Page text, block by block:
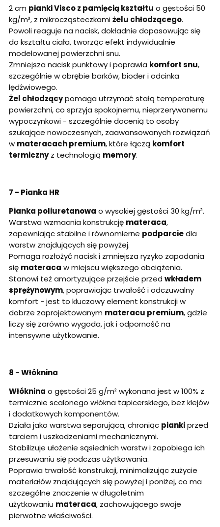
2 cm pianki Visco z pamięcią kształtu o gęstości 50
kg/m³, z mikrocząsteczkamiżelu chłodzącego.
Powoli reaguje na nacisk, dokładnie dopasowując się
do kształtu ciała, tworząc efekt indywidualnie
modelowanej powierzchni snu.
Zmniejsza nacisk punktowy i poprawia komfort snu,
szczególnie w obrębie barków, bioder i odcinka
lędźwiowego.
Żel chłodzącypomaga utrzymać stałą temperaturę
powierzchni, co sprzyja spokojnemu, nieprzerywanemu
wypoczynkowi - szczególnie docenią to osoby
szukające nowoczesnych, zaawansowanych rozwiązań
w materacach premium, które łączą komfort
termicznyz technologią memory.
7 - Pianka HR
Pianka poliuretanowa o wysokiej gęstości 30 kg/m³.
Warstwa wzmacnia konstrukcję materaca,
zapewniając stabilne i równomierne podparciedla
warstw znajdujących się powyżej.
Pomaga rozłożyć nacisk i zmniejsza ryzyko zapadania
się materaca w miejscu większego obciążenia.
Stanowi też amortyzujące przejście przed wkładem
sprężynowym, poprawiając trwałość i odczuwalny
komfort - jest to kluczowy element konstrukcji w
dobrze zaprojektowanym materacu premium, gdzie
liczy się zarówno wygoda, jak i odporność na
intensywne użytkowanie.
8 - Włóknina
Włóknina o gęstości 25 g/m² wykonana jest w 100% z
termicznie scalonego włókna tapicerskiego, bez klejów
i dodatkowych komponentów.
Działa jako warstwa separująca, chroniąc piankiprzed
tarciem i uszkodzeniami mechanicznymi.
Stabilizuje ułożenie sąsiednich warstw i zapobiega ich
przesuwaniu się podczas użytkowania.
Poprawia trwałość konstrukcji, minimalizując zużycie
materiałów znajdujących się powyżej i poniżej, co ma
szczególne znaczenie w długoletnim
użytkowaniu materaca, zachowującego swoje
pierwotne właściwości.